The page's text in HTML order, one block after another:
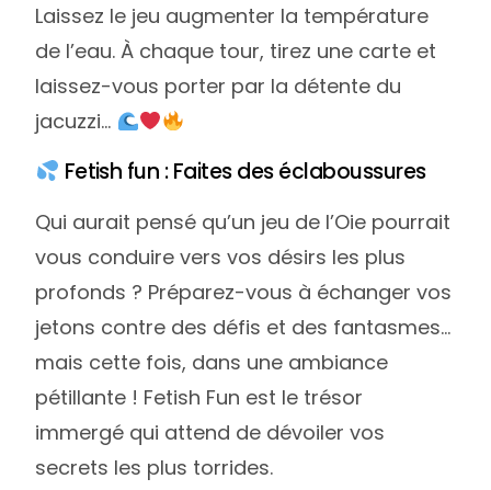
Laissez le jeu augmenter la température
de l’eau. À chaque tour, tirez une carte et
laissez-vous porter par la détente du
jacuzzi…
Fetish fun : Faites des éclaboussures
Qui aurait pensé qu’un jeu de l’Oie pourrait
vous conduire vers vos désirs les plus
profonds ? Préparez-vous à échanger vos
jetons contre des défis et des fantasmes…
mais cette fois, dans une ambiance
pétillante ! Fetish Fun est le trésor
immergé qui attend de dévoiler vos
secrets les plus torrides.